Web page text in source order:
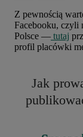
Z pewnością
Facebooku, czyli
Polsce — tutaj
profil placówki
Jak